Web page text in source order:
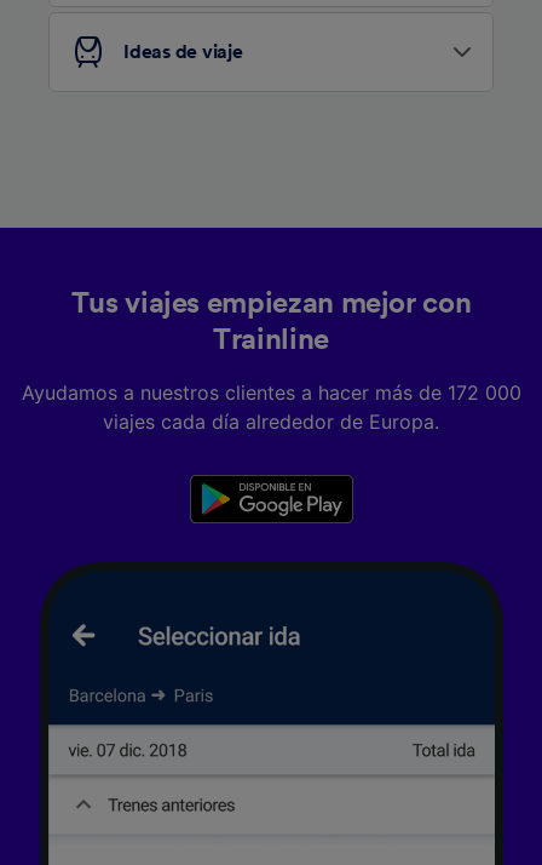
Ideas de viaje
Tus viajes empiezan mejor con
Trainline
Ayudamos a nuestros clientes a hacer más de 172 000
viajes cada día alrededor de Europa.